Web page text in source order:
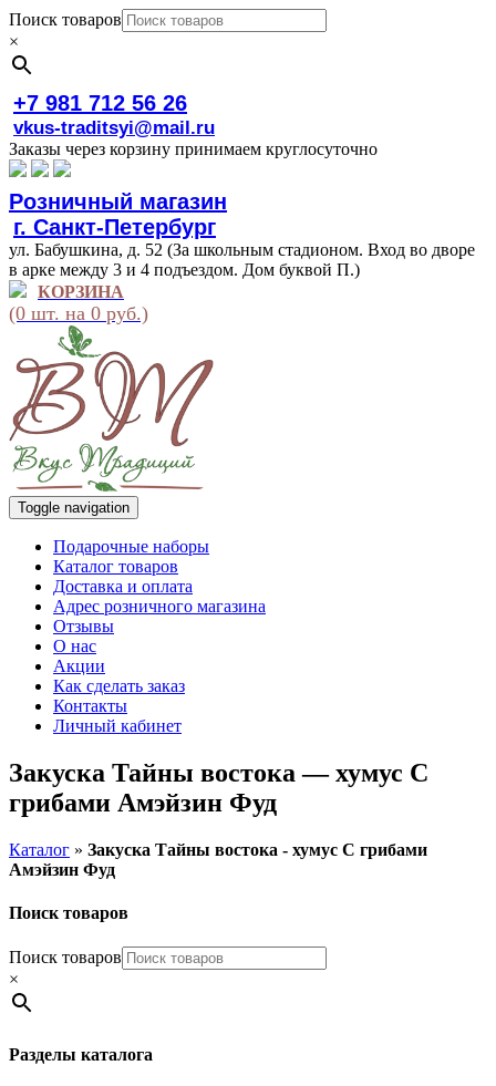
Поиск товаров
×
+7 981 712 56 26
vkus-traditsyi@mail.ru
Заказы через корзину принимаем круглосуточно
Розничный магазин
г. Санкт-Петербург
ул. Бабушкина, д. 52 (За школьным стадионом. Вход во дворе
в арке между 3 и 4 подъездом. Дом буквой П.)
КОРЗИНА
(0 шт. на 0 руб.)
Toggle navigation
Подарочные наборы
Каталог товаров
Доставка и оплата
Адрес розничного магазина
Отзывы
О нас
Акции
Как сделать заказ
Контакты
Личный кабинет
Закуска Тайны востока — хумус С
грибами Амэйзин Фуд
Каталог » Закуска Тайны востока - хумус С грибами
Амэйзин Фуд
Поиск товаров
Поиск товаров
×
Разделы каталога